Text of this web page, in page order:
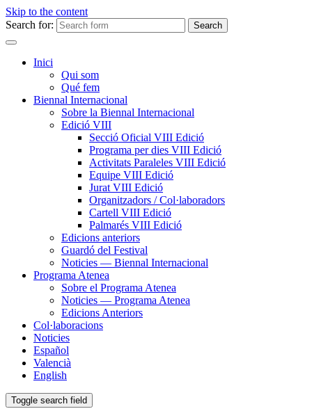
Skip to the content
Search for:
Inici
Qui som
Qué fem
Biennal Internacional
Sobre la Biennal Internacional
Edició VIII
Secció Oficial VIII Edició
Programa per dies VIII Edició
Activitats Paraleles VIII Edició
Equipe VIII Edició
Jurat VIII Edició
Organitzadors / Col·laboradors
Cartell VIII Edició
Palmarés VIII Edició
Edicions anteriors
Guardó del Festival
Noticies — Biennal Internacional
Programa Atenea
Sobre el Programa Atenea
Noticies — Programa Atenea
Edicions Anteriors
Col·laboracions
Noticies
Español
Valencià
English
Toggle search field